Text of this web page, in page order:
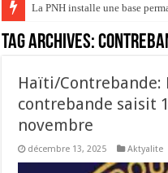
La PNH installe une base
Tag Archives:
Haïti/Contrebande:
contrebande saisit
novembre
décembre 13, 2025 Aktyalite